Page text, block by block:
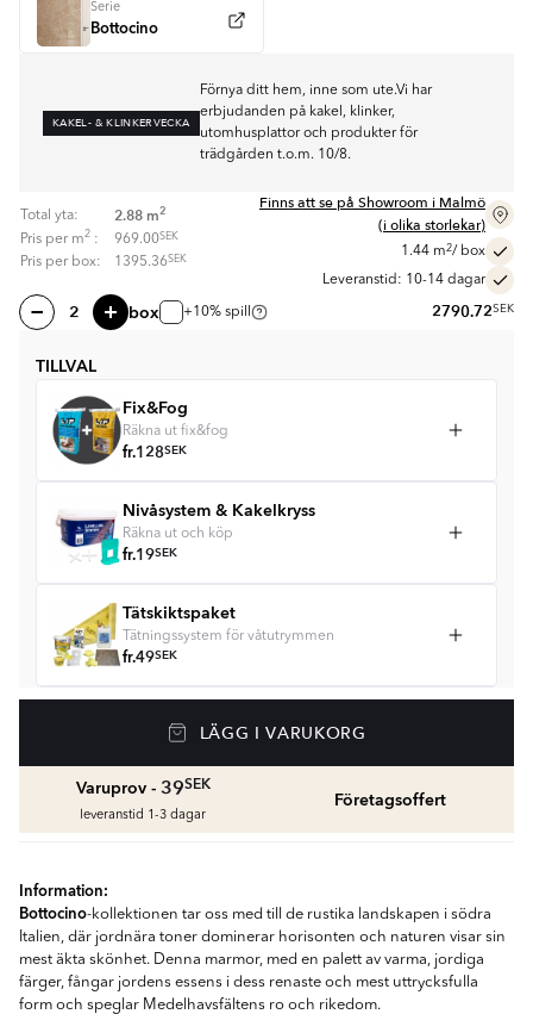
Serie
Bottocino
KAKEL- & KLINKERVECKA
Förnya ditt hem, inne som ute.Vi har
erbjudanden på kakel, klinker,
utomhusplattor och produkter för
trädgården t.o.m. 10/8.
Total yta: 2.88 m2
Pris per m2 : 969.00SEK
Pris per box: 1395.36SEK
Finns att se på Showroom i Malmö
(i olika storlekar)
1.44 m2/ box
Leveranstid: 10-14 dagar
box +10% spill 2790.72SEK
TILLVAL
Fix&Fog
Räkna ut fix&fog
fr.128SEK
Nivåsystem & Kakelkryss
Räkna ut och köp
fr.19SEK
Tätskiktspaket
Tätningssystem för våtutrymmen
fr.49SEK
Golvvärmepaket med termostat
Våtrumssilikon
Rengöring & Underhåll
fr.229
LÄGG I VARUKORG
Varuprov - 39SEK
leveranstid 1-3 dagar
Företagsoffert
Information:
Bottocino-kollektionen tar oss med till de rustika landskapen i södra
Italien, där jordnära toner dominerar horisonten och naturen visar sin
mest äkta skönhet. Denna marmor, med en palett av varma, jordiga
färger, fångar jordens essens i dess renaste och mest uttrycksfulla
form och speglar Medelhavsfältens ro och rikedom.